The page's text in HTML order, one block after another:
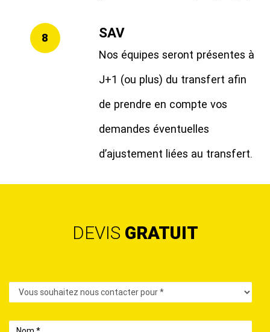
8 SAV
Nos équipes seront présentes à
J+1 (ou plus) du transfert afin
de prendre en compte vos
demandes éventuelles
d’ajustement liées au transfert.
DEVIS GRATUIT
Contact
Nom